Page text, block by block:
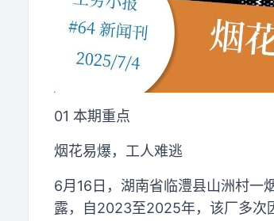
01 本期重点
烟花易爆，工人难逃
6月16日，湖南省临澧县山洲村一
露，自2023至2025年，该厂多次